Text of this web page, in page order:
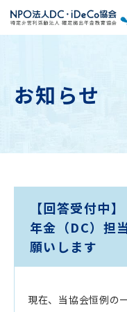
お知らせ
【回答受付中
年金（DC）担
願いします
現在、当協会恒例の